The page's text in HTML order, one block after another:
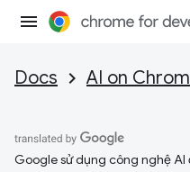
Docs AI on
Google sử dụng công nghệ